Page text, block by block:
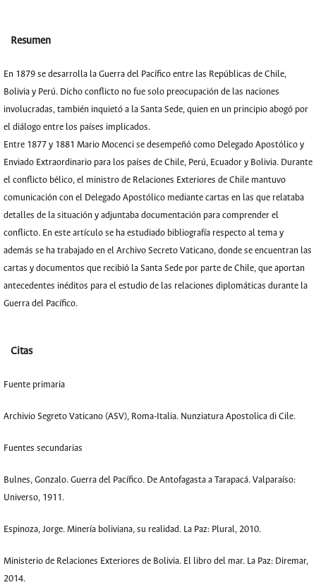
Resumen
En 1879 se desarrolla la Guerra del Pacífico entre las Repúblicas de Chile,
Bolivia y Perú. Dicho conflicto no fue solo preocupación de las naciones
involucradas, también inquietó a la Santa Sede, quien en un principio abogó por
el diálogo entre los países implicados.
Entre 1877 y 1881 Mario Mocenci se desempeñó como Delegado Apostólico y
Enviado Extraordinario para los países de Chile, Perú, Ecuador y Bolivia. Durante
el conflicto bélico, el ministro de Relaciones Exteriores de Chile mantuvo
comunicación con el Delegado Apostólico mediante cartas en las que relataba
detalles de la situación y adjuntaba documentación para comprender el
conflicto. En este artículo se ha estudiado bibliografía respecto al tema y
además se ha trabajado en el Archivo Secreto Vaticano, donde se encuentran las
cartas y documentos que recibió la Santa Sede por parte de Chile, que aportan
antecedentes inéditos para el estudio de las relaciones diplomáticas durante la
Guerra del Pacífico.
Citas
Fuente primaria
Archivio Segreto Vaticano (ASV), Roma-Italia. Nunziatura Apostolica di Cile.
Fuentes secundarias
Bulnes, Gonzalo. Guerra del Pacífico. De Antofagasta a Tarapacá. Valparaíso:
Universo, 1911.
Espinoza, Jorge. Minería boliviana, su realidad. La Paz: Plural, 2010.
Ministerio de Relaciones Exteriores de Bolivia. El libro del mar. La Paz: Diremar,
2014.